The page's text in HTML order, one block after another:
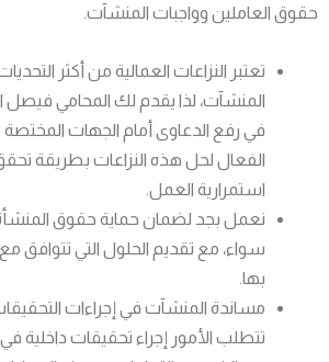
حقوق العاملين وواجبات المنشآت.
تعتبر النزاعات العمالية من أكثر
المنشآت، لذا يقدم لك المحامي فيصل
في رفع الدعاوى أمام الجهات المختصة
الفعال لحل هذه النزاعات بطريقة
استمرارية العمل.
نعمل بجد لضمان حماية حقوق
سواء، مع تقديم الحلول التي تتوافق
بها.
مساندة المنشآت في إجراءات
تتطلب الأمور إجراء تحقيقات داخلية